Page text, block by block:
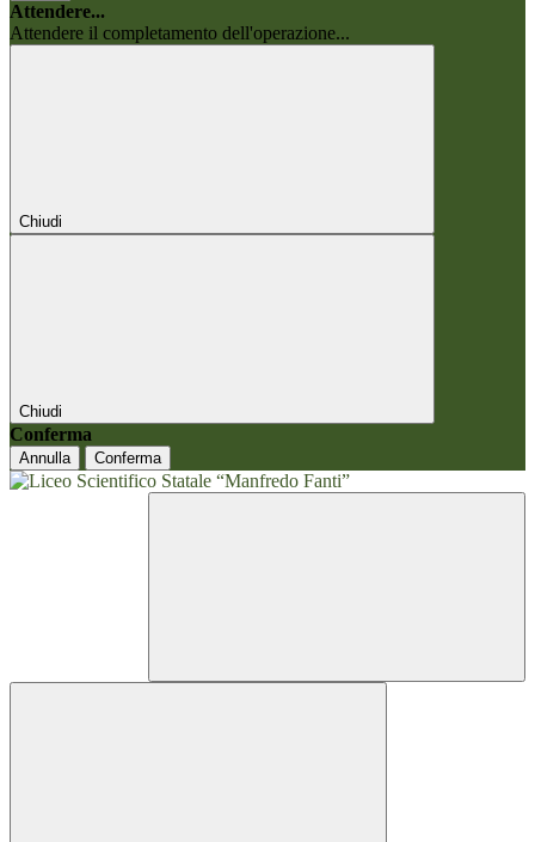
Attendere...
Attendere il completamento dell'operazione...
Chiudi
Chiudi
Conferma
Annulla Conferma